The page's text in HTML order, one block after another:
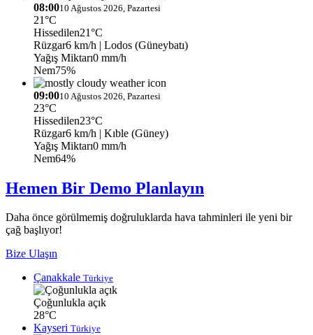
08:0010 Ağustos 2026, Pazartesi
21°C
Hissedilen21°C
Rüzgar6 km/h | Lodos (Güneybatı)
Yağış Miktarı0 mm/h
Nem75%
09:0010 Ağustos 2026, Pazartesi
23°C
Hissedilen23°C
Rüzgar6 km/h | Kıble (Güney)
Yağış Miktarı0 mm/h
Nem64%
Hemen Bir Demo Planlayın
Daha önce görülmemiş doğruluklarda hava tahminleri ile yeni bir
çağ başlıyor!
Bize Ulaşın
Çanakkale Türkiye
Çoğunlukla açık
28°C
Kayseri Türkiye